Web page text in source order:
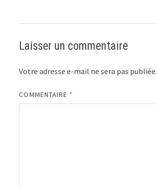
Laisser un commentaire
Votre adresse e-mail ne sera pas publiée.
COMMENTAIRE *